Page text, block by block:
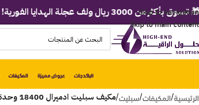
Skip to navigation
Skip to main content
الباكدجات عروض مميزة المكيفات
الرئيسية/المكيفات/سبليت/مكيف سبليت ادميرال 18400 وحدة – واي فاي – بارد ADS18KCNP
ريال ولف عجلة الهدايا الفورية!